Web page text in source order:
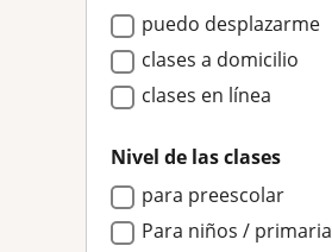
puedo desplazarme
clases a domicilio
clases en línea
Nivel de las clases
para preescolar
Para niños / primaria